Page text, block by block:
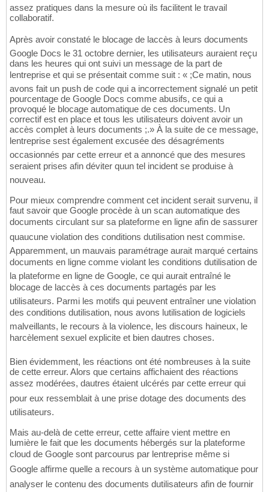
assez pratiques dans la mesure où ils facilitent le travail
collaboratif.
Après avoir constaté le blocage de laccès à leurs documents
Google Docs le 31 octobre dernier, les utilisateurs auraient reçu
dans les heures qui ont suivi un message de la part de
lentreprise et qui se présentait comme suit : « ;Ce matin, nous
avons fait un push de code qui a incorrectement signalé un petit
pourcentage de Google Docs comme abusifs, ce qui a
provoqué le blocage automatique de ces documents. Un
correctif est en place et tous les utilisateurs doivent avoir un
accès complet à leurs documents ;.» À la suite de ce message,
lentreprise sest également excusée des désagréments
occasionnés par cette erreur et a annoncé que des mesures
seraient prises afin déviter quun tel incident se produise à
nouveau.
Pour mieux comprendre comment cet incident serait survenu, il
faut savoir que Google procède à un scan automatique des
documents circulant sur sa plateforme en ligne afin de sassurer
quaucune violation des conditions dutilisation nest commise.
Apparemment, un mauvais paramétrage aurait marqué certains
documents en ligne comme violant les conditions dutilisation de
la plateforme en ligne de Google, ce qui aurait entraîné le
blocage de laccès à ces documents partagés par les
utilisateurs. Parmi les motifs qui peuvent entraîner une violation
des conditions dutilisation, nous avons lutilisation de logiciels
malveillants, le recours à la violence, les discours haineux, le
harcèlement sexuel explicite et bien dautres choses.
Bien évidemment, les réactions ont été nombreuses à la suite
de cette erreur. Alors que certains affichaient des réactions
assez modérées, dautres étaient ulcérés par cette erreur qui
pour eux ressemblait à une prise dotage des documents des
utilisateurs.
Mais au-delà de cette erreur, cette affaire vient mettre en
lumière le fait que les documents hébergés sur la plateforme
cloud de Google sont parcourus par lentreprise même si
Google affirme quelle a recours à un système automatique pour
analyser le contenu des documents dutilisateurs afin de fournir